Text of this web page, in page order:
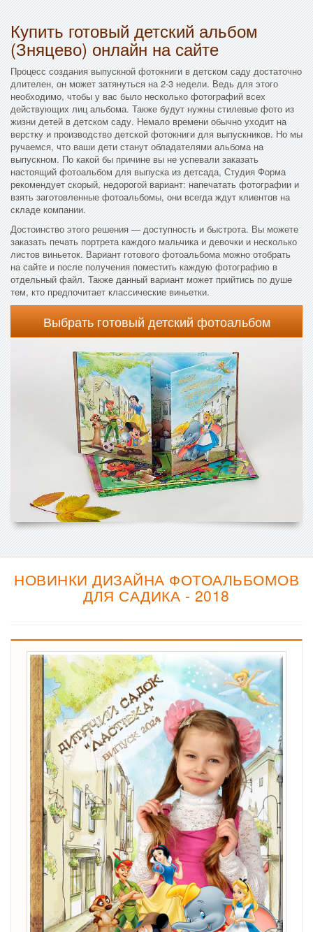
Купить готовый детский альбом
(Зняцево) онлайн на сайте
Процесс создания выпускной фотокниги в детском саду достаточно
длителен, он может затянуться на 2-3 недели. Ведь для этого
необходимо, чтобы у вас было несколько фотографий всех
действующих лиц альбома. Также будут нужны стилевые фото из
жизни детей в детском саду. Немало времени обычно уходит на
верстку и производство детской фотокниги для выпускников. Но мы
ручаемся, что ваши дети станут обладателями альбома на
выпускном. По какой бы причине вы не успевали заказать
настоящий фотоальбом для выпуска из детсада, Студия Форма
рекомендует скорый, недорогой вариант: напечатать фотографии и
взять заготовленные фотоальбомы, они всегда ждут клиентов на
складе компании.
Достоинство этого решения — доступность и быстрота. Вы можете
заказать печать портрета каждого мальчика и девочки и несколько
листов виньеток. Вариант готового фотоальбома можно отобрать
на сайте и после получения поместить каждую фотографию в
отдельный файл. Также данный вариант может прийтись по душе
тем, кто предпочитает классические виньетки.
Выбрать готовый детский фотоальбом
НОВИНКИ ДИЗАЙНА ФОТОАЛЬБОМОВ
ДЛЯ САДИКА - 2018